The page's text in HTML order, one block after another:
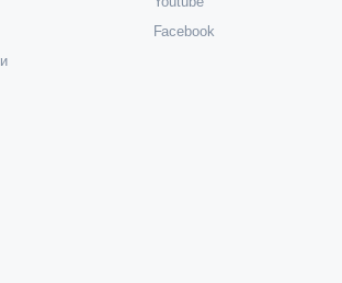
Facebook